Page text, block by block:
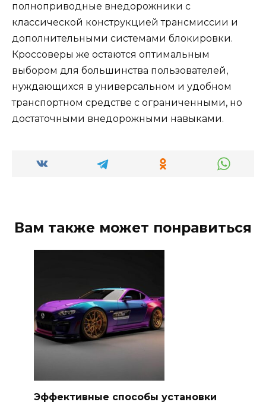
полноприводные внедорожники с
классической конструкцией трансмиссии и
дополнительными системами блокировки.
Кроссоверы же остаются оптимальным
выбором для большинства пользователей,
нуждающихся в универсальном и удобном
транспортном средстве с ограниченными, но
достаточными внедорожными навыками.
Вам также может понравиться
Эффективные способы установки